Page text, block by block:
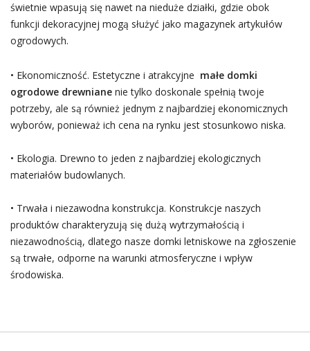
świetnie wpasują się nawet na nieduże działki, gdzie obok
funkcji dekoracyjnej mogą służyć jako magazynek artykułów
ogrodowych.
• Ekonomiczność. Estetyczne i atrakcyjne małe domki
ogrodowe drewnianenie tylko doskonale spełnią twoje
potrzeby, ale są również jednym z najbardziej ekonomicznych
wyborów, ponieważ ich cena na rynku jest stosunkowo niska.
• Ekologia. Drewno to jeden z najbardziej ekologicznych
materiałów budowlanych.
• Trwała i niezawodna konstrukcja. Konstrukcje naszych
produktów charakteryzują się dużą wytrzymałością i
niezawodnością, dlatego nasze domki letniskowe na zgłoszenie
są trwałe, odporne na warunki atmosferyczne i wpływ
środowiska.